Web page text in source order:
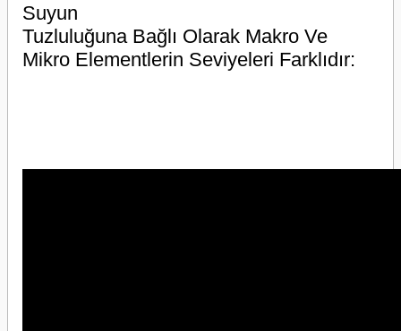
Suyun
Tuzluluğuna Bağlı Olarak Makro Ve
Mikro Elementlerin Seviyeleri Farklıdır: